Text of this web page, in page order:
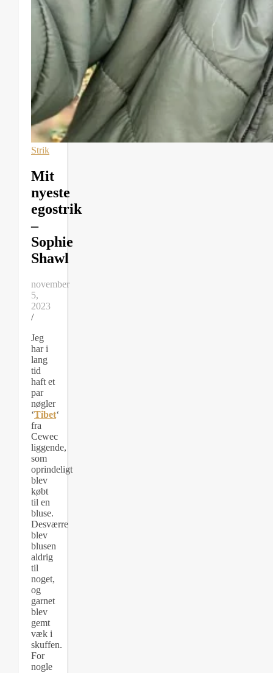
Strik
Mit
nyeste
egostrik
–
Sophie
Shawl
november
5,
2023
/
Jeg
har i
lang
tid
haft et
par
nøgler
‘Tibet‘
fra
Cewec
liggende,
som
oprindeligt
blev
købt
til en
bluse.
Desværre
blev
blusen
aldrig
til
noget,
og
garnet
blev
gemt
væk i
skuffen.
For
nogle